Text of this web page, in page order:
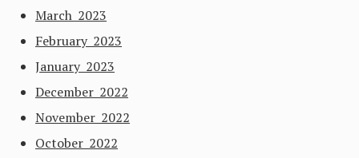
March 2023
February 2023
January 2023
December 2022
November 2022
October 2022